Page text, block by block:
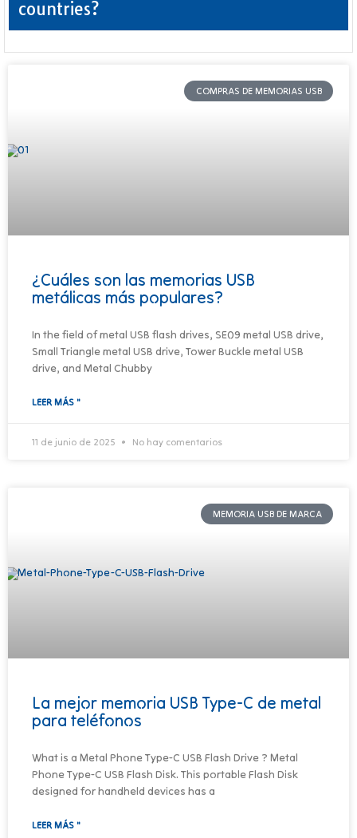
countries?
COMPRAS DE MEMORIAS USB
¿Cuáles son las memorias USB
metálicas más populares?
In the field of metal USB flash drives, SE09 metal USB drive,
Small Triangle metal USB drive, Tower Buckle metal USB
drive, and Metal Chubby
LEER MÁS "
11 de junio de 2025 No hay comentarios
MEMORIA USB DE MARCA
La mejor memoria USB Type-C de metal
para teléfonos
What is a Metal Phone Type-C USB Flash Drive ?​​ Metal
Phone Type-C USB Flash Disk. This portable Flash Disk
designed for handheld devices has a
LEER MÁS "